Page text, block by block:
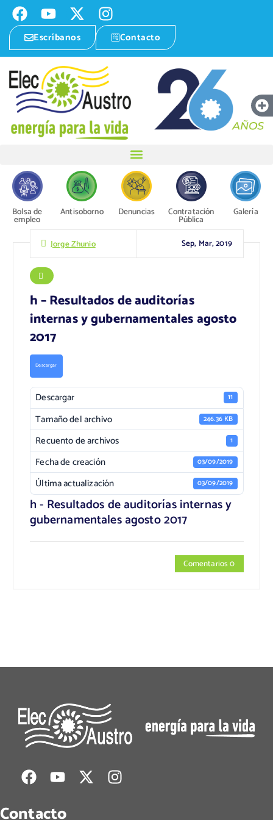
Escríbanos Contacto
Bolsa de
empleo
Antisoborno Denuncias Contratación
Pública
Galería
Jorge Zhunio Sep, Mar, 2019
h – Resultados de auditorías
internas y gubernamentales agosto
2017
Descargar
Descargar 11
Tamaño del archivo 246.36 KB
Recuento de archivos 1
Fecha de creación 03/09/2019
Última actualización 03/09/2019
h - Resultados de auditorías internas y
gubernamentales agosto 2017
Comentarios 0
Contacto